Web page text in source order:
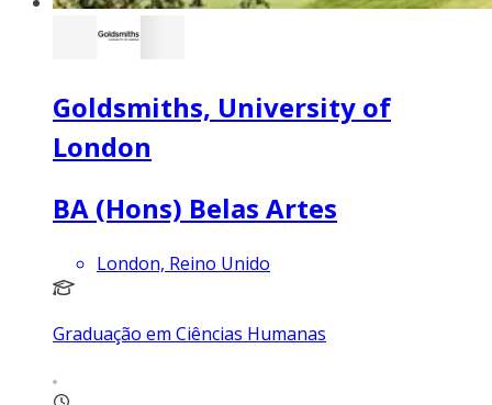
Goldsmiths, University of
London
BA (Hons) Belas Artes
London, Reino Unido
Graduação em Ciências Humanas